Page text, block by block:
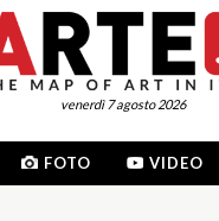
venerdì 7 agosto 2026
FOTO VIDEO